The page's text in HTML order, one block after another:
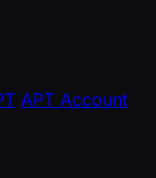
APT Account